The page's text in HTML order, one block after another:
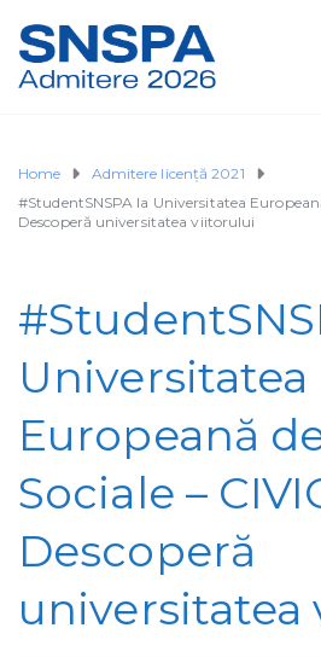
Home
Admitere licență 2021
#StudentSNSPA la Universitatea
Descoperă universitatea viitorului
Universitatea
Europeană
Sociale –
Descoperă
universitatea